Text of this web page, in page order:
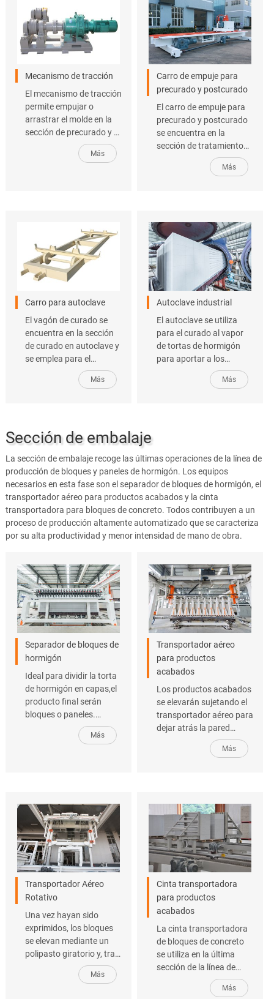
Mecanismo de tracción
El mecanismo de tracción
permite empujar o
arrastrar el molde en la
sección de precurado y el
vagón de curado antes y
después del tratamiento
estiramiento, un
dispositivo de enganche
y empuje, y un cable de
Más
Carro de empuje para
precurado y postcurado
El carro de empuje para
precurado y postcurado
se encuentra en la
sección de tratamiento
en autoclave de la línea
de producción de bloques
rueda de fricción o
mecanismo de empuje y
enganche, una rueda
principal y el dispositivo
de posicionamiento.
Más
Carro para autoclave
El vagón de curado se
encuentra en la sección
de curado en autoclave y
se emplea para el
transporte de material en
la línea de producción de
temperaturas y la alta
atascarse ni deformarse.
Más
Autoclave industrial
El autoclave se utiliza
para el curado al vapor
de tortas de hormigón
para aportar a los
bloques y paneles la
resistencia suficiente. El
las instalaciones de
nuestros clientes y la
capacidad deseada.
Más
Sección de embalaje
La sección de embalaje recoge las últimas operaciones de la línea de
producción de bloques y paneles de hormigón. Los equipos
necesarios en esta fase son el separador de bloques de hormigón, el
transportador aéreo para productos acabados y la cinta
transportadora para bloques de concreto. Todos contribuyen a un
proceso de producción altamente automatizado que se caracteriza
por su alta productividad y menor intensidad de mano de obra.
Separador de bloques de
hormigón
Ideal para dividir la torta
de hormigón en capas,el
producto final serán
bloques o paneles.
Nuestro separador
ofrece un excelente
tamaños.
Más
Transportador aéreo
para productos
acabados
Los productos acabados
se elevarán sujetando el
transportador aéreo para
dejar atrás la pared
lateral,y ésta se
transferirá a la siguiente
móvil,y los paneles se
colocarán en el
transportador de
paneles.
Más
Transportador Aéreo
Rotativo
Una vez hayan sido
exprimidos, los bloques
se elevan mediante un
polipasto giratorio y, tras
un giro de 90 grados en el
sentido de la longitud de
Más
Cinta transportadora
para productos
acabados
La cinta transportadora
de bloques de concreto
se utiliza en la última
sección de la línea de
producción, la sección de
embalaje. Este
Más